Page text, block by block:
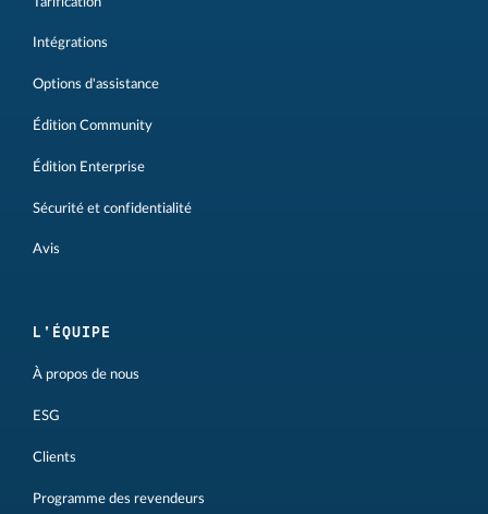
Intégrations
Options d'assistance
Édition Community
Édition Enterprise
Sécurité et confidentialité
Avis
L'ÉQUIPE
À propos de nous
ESG
Clients
Programme des revendeurs